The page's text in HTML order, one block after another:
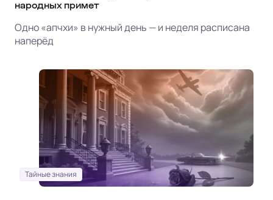
народных примет
Одно «апчхи» в нужный день — и неделя расписана
наперёд
Тайные знания